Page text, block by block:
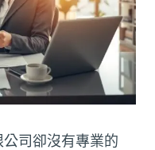
司卻沒有專業的